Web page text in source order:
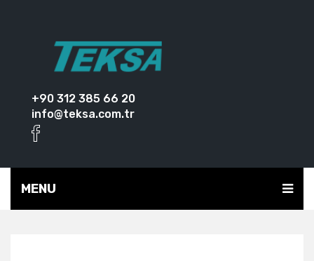
+90 312 385 66 20
info@teksa.com.tr
MENU